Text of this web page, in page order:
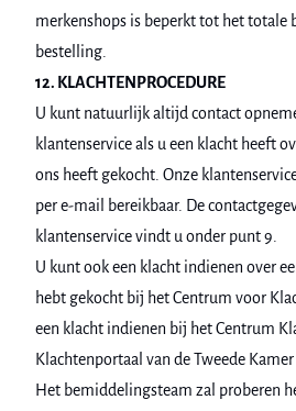
merkenshops is beperkt tot het totale
bestelling.
12. KLACHTENPROCEDURE
U kunt natuurlijk altijd contact
klantenservice als u een klacht heeft
ons heeft gekocht. Onze
per e-mail bereikbaar. De
klantenservice vindt u onder punt 9.
U kunt ook een klacht indienen over
hebt gekocht bij het Centrum voor
een klacht indienen bij het Centrum
Klachtenportaal van de Tweede Kamer
Het bemiddelingsteam zal proberen